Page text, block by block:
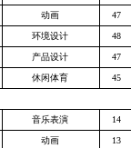
动画 47
环境设计 48
产品设计 47
休闲体育 45
音乐表演 14
动画 13